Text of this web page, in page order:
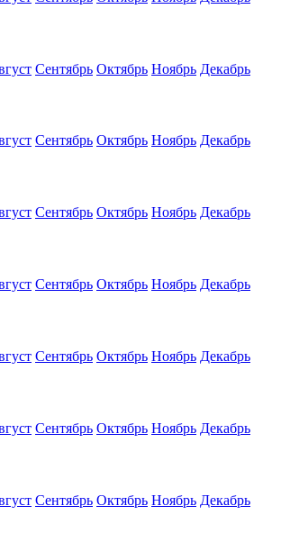
Сентябрь Октябрь Ноябрь Декабрь
Сентябрь Октябрь Ноябрь Декабрь
Сентябрь Октябрь Ноябрь Декабрь
Сентябрь Октябрь Ноябрь Декабрь
Сентябрь Октябрь Ноябрь Декабрь
Сентябрь Октябрь Ноябрь Декабрь
Сентябрь Октябрь Ноябрь Декабрь